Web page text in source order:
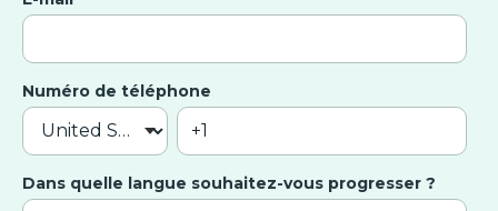
Numéro de téléphone
Dans quelle langue souhaitez-vous progresser ?